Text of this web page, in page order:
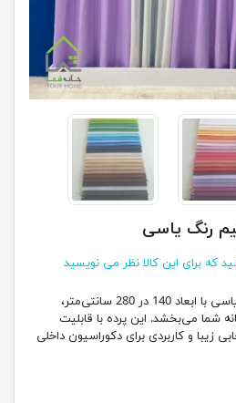
رنگ یاسی
که برای این کالا نظر می نویسید
پرده کتان کنفی ضخیم رنگ یاسی با ابعاد 140 در 280 سانتی‌متر،
شما می‌بخشد. این پرده با قابلیت
زیبا و کاربردی برای دکوراسیون داخلی